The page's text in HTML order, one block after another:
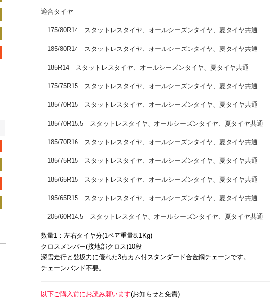
適合タイヤ
175/80R14 スタットレスタイヤ、オールシーズンタイヤ、夏タイヤ共通
185/80R14 スタットレスタイヤ、オールシーズンタイヤ、夏タイヤ共通
185R14 スタットレスタイヤ、オールシーズンタイヤ、夏タイヤ共通
175/75R15 スタットレスタイヤ、オールシーズンタイヤ、夏タイヤ共通
185/70R15 スタットレスタイヤ、オールシーズンタイヤ、夏タイヤ共通
185/70R15.5 スタットレスタイヤ、オールシーズンタイヤ、夏タイヤ共通
185/70R16 スタットレスタイヤ、オールシーズンタイヤ、夏タイヤ共通
185/75R15 スタットレスタイヤ、オールシーズンタイヤ、夏タイヤ共通
185/65R15 スタットレスタイヤ、オールシーズンタイヤ、夏タイヤ共通
195/65R15 スタットレスタイヤ、オールシーズンタイヤ、夏タイヤ共通
205/60R14.5 スタットレスタイヤ、オールシーズンタイヤ、夏タイヤ共通
数量1：左右タイヤ分(1ペア重量8.1Kg)
クロスメンバー(接地部クロス)10段
深雪走行と登坂力に優れた3点カム付スタンダード合金鋼チェーンです。
チェーンバンド不要。
以下ご購入前にお読み願います(お知らせと免責)